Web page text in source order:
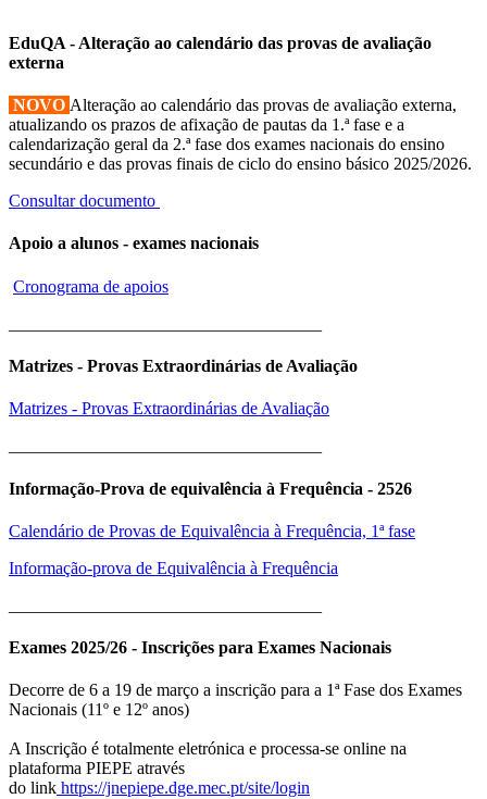
EduQA - Alteração ao calendário das provas de avaliação
externa
NOVO Alteração ao calendário das provas de avaliação externa,
atualizando os prazos de afixação de pautas da 1.ª fase e a
calendarização geral da 2.ª fase dos exames nacionais do ensino
secundário e das provas finais de ciclo do ensino básico 2025/2026.
Consultar documento
Apoio a alunos - exames nacionais
Cronograma de apoios
Matrizes - Provas Extraordinárias de Avaliação
Matrizes - Provas Extraordinárias de Avaliação
Informação-Prova de equivalência à Frequência - 2526
Calendário de Provas de Equivalência à Frequência, 1ª fase
Informação-prova de Equivalência à Frequência
Exames 2025/26 - Inscrições para Exames Nacionais
Decorre de 6 a 19 de março a inscrição para a 1ª Fase dos Exames
Nacionais (11º e 12º anos)
A Inscrição é totalmente eletrónica e processa-se online na
plataforma PIEPE através
do link https://jnepiepe.dge.mec.pt/site/login